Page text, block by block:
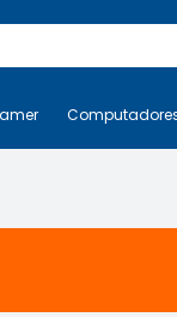
PC Gamer